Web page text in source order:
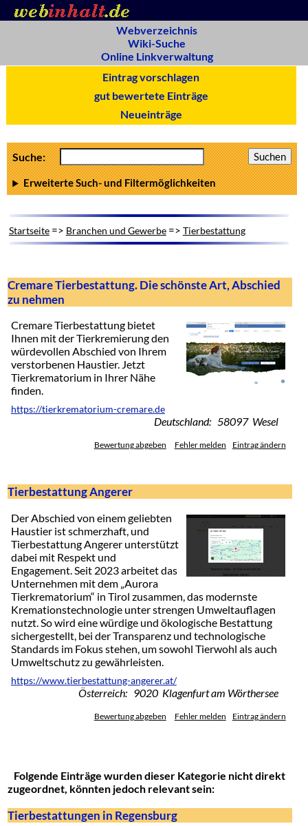
Webverzeichnis
Wiki-Suche
Online Linkverwaltung
Eintrag vorschlagen
gut bewertete Einträge
Neueinträge
Suche:
Erweiterte Such- und Filtermöglichkeiten
Startseite=> Branchen und Gewerbe=> Tierbestattung
Cremare Tierbestattung. Die schönste Art, Abschied
zu nehmen
Cremare Tierbestattung bietet
Ihnen mit der Tierkremierung den
würdevollen Abschied von Ihrem
verstorbenen Haustier. Jetzt
Tierkrematorium in Ihrer Nähe
finden.
https://tierkrematorium-cremare.de
Deutschland: 58097 Wesel
Bewertung abgeben Fehler melden Eintrag ändern
Tierbestattung Angerer
Der Abschied von einem geliebten
Haustier ist schmerzhaft, und
Tierbestattung Angerer unterstützt
dabei mit Respekt und
Engagement. Seit 2023 arbeitet das
Unternehmen mit dem „Aurora
Tierkrematorium“ in Tirol zusammen, das modernste
Kremationstechnologie unter strengen Umweltauflagen
nutzt. So wird eine würdige und ökologische Bestattung
sichergestellt, bei der Transparenz und technologische
Standards im Fokus stehen, um sowohl Tierwohl als auch
Umweltschutz zu gewährleisten.
https://www.tierbestattung-angerer.at/
Österreich: 9020 Klagenfurt am Wörthersee
Bewertung abgeben Fehler melden Eintrag ändern
Folgende Einträge wurden dieser Kategorie nicht direkt
zugeordnet, könnten jedoch relevant sein:
Tierbestattungen in Regensburg